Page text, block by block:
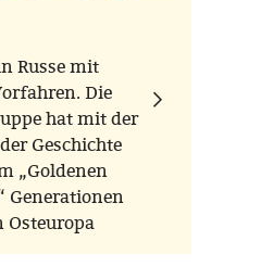
Russe mit
Die
hat mit der
Geschichte
„Goldenen
Generationen
Osteuropa